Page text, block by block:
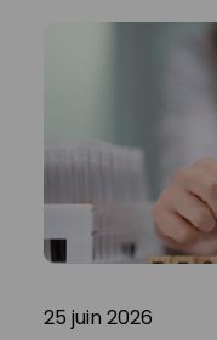
25 juin 2026